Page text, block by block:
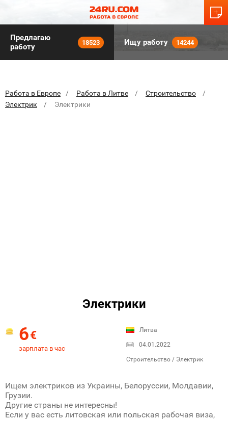
Предлагаю
работу
18523 Ищу работу 14244
Работа в Европе Работа в Литве
Строительство
Электрик
Электрики
Электрики
6€
зарплата в час
Литва
04.01.2022
Строительство / Электрик
Ищем электриков из Украины, Белоруссии, Молдавии,
Грузии.
Другие страны не интересны!
Если у вас есть литовская или польская рабочая виза,